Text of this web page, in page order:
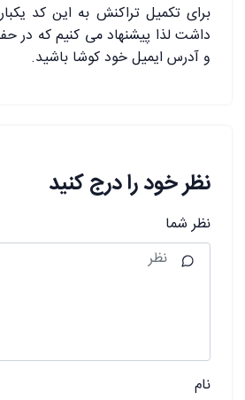
برای تکمیل تراکنش به این کد
داشت لذا پیشنهاد می کنیم که در
و آدرس ایمیل خود کوشا باشید.
نظر خود را درج کنید
نظر شما
نام